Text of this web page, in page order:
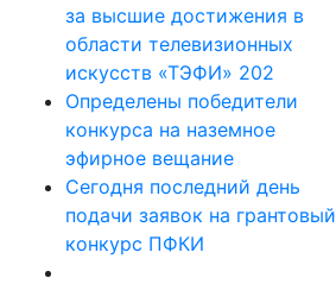
за высшие достижения в
области телевизионных
искусств «ТЭФИ» 202
Определены победители
конкурса на наземное
эфирное вещание
Сегодня последний день
подачи заявок на грантовый
конкурс ПФКИ